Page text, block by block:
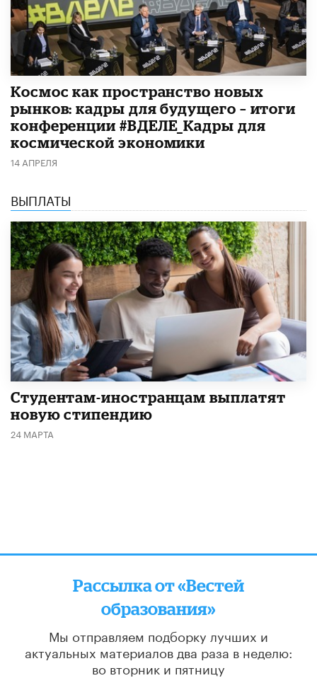
Космос как пространство новых
рынков: кадры для будущего – итоги
конференции #ВДЕЛЕ_Кадры для
космической экономики
14 АПРЕЛЯ
ВЫПЛАТЫ
Студентам-иностранцам выплатят
новую стипендию
24 МАРТА
Рассылка от «Вестей
образования»
Мы отправляем подборку лучших и
актуальных материалов два раза в неделю:
во вторник и пятницу